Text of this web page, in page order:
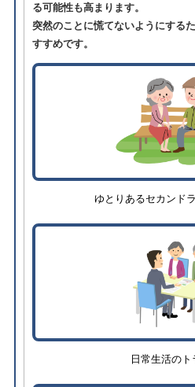
る可能性も高まります。
突然のことに慌てないようにする
すすめです。
ゆとりあるセカンド
日常生活のト